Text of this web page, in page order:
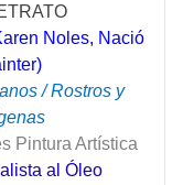
Noles, Nació
/ Rostros y
Pintura Artística
al Óleo